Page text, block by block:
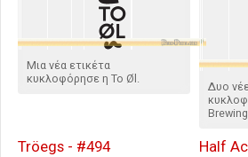
Μια νέα ετικέτα
κυκλοφόρησε η To Øl.
Δυο
Tröegs - #494
Half